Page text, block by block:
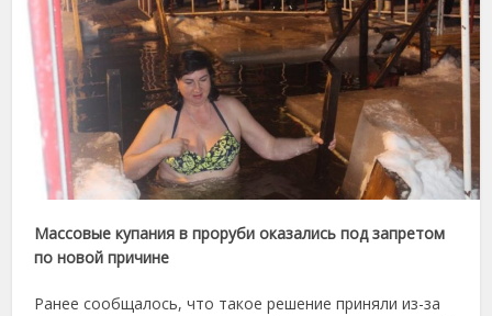
Массовые купания в проруби оказались под запретом
по новой причине
Ранее сообщалось, что такое решение приняли из-за